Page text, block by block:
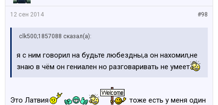
#98
12 сен 2014
clk500;1857088 сказал(а):
я с ним говорил на будьте любездны,а он нахомил,не
знаю в чём он гениален но разговаривать не умеет
Это Латвия
тоже есть у меня один